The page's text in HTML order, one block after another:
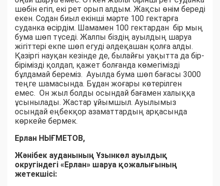
шөбін егіп, екі рет орып алдым. Жақсы өнім береді
екен. Содан биыл екінші мәрте 100 гектарға
суданка өсірдім. Шамамен 100 гектардан бір мың
бума шөп түседі. Жалпы біздің ауылдың шаруа
жігіттері екпе шөп егуді әлдеқашан қолға алды.
Қазіргі науқан кезінде де, былайғы уақытта да бір-
бірімізді қолдап, қажет болғанда көмегімізді
бұлдамай береміз. Ауылда бума шөп бағасы 3000
теңге шамасында. Бұдан жоғары көтерілген
емес. Он жыл болды осындай бағамен халыққа
ұсынылады. Жастар ұйымшыл. Ауылымыз
осындай еңбекқор азаматтардың арқасында
көркейе бермек.
Ерлан НЫҒМЕТОВ,
Жәнібек ауданының Ұзынкөл ауылдық
округіндегі «Ерлан» шаруа қожалығының
жетекшісі: